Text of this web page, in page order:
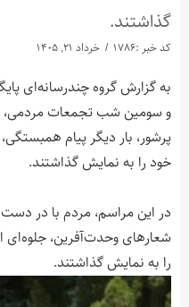
گذاشتند.
کد خبر :1786 خرداد 21, 1405
و سومین شب تجمعات مردمی،
پرشور، بار دیگر پیام
خود را به نمایش گذاشتند.
در این مراسم، مردم با در
شعارهای وحدت‌آفرین، جلوه‌ای
را به نمایش گذاشتند.